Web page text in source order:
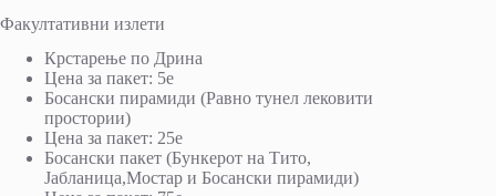
Факултативни излети
Крстарење по Дрина
Цена за пакет: 5e
Босански пирамиди (Равно тунел лековити
простории)
Цена за пакет: 25e
Босански пакет (Бункерот на Тито,
Јабланица,Мостар и Босански пирамиди)